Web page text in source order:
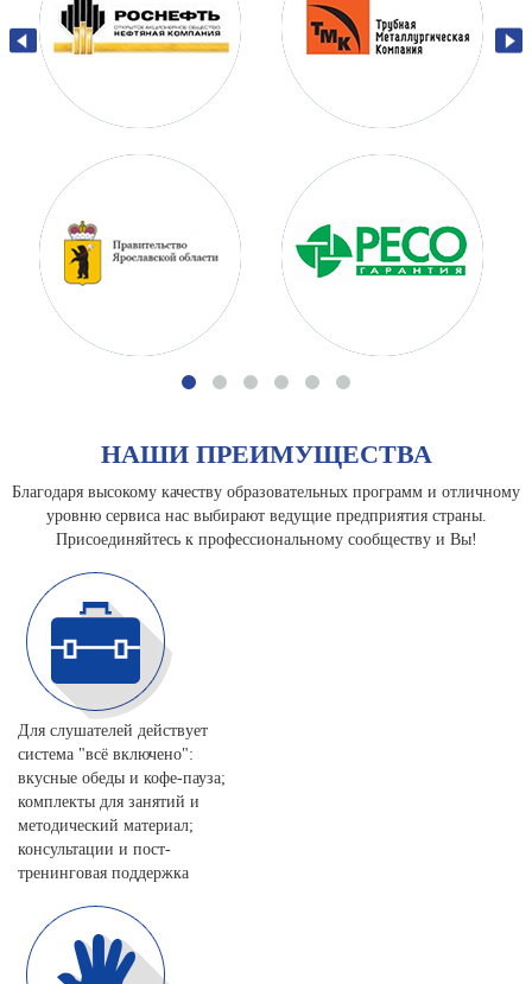
НАШИ ПРЕИМУЩЕСТВА
Благодаря высокому качеству образовательных программ и отличному
уровню сервиса нас выбирают ведущие предприятия страны.
Присоединяйтесь к профессиональному сообществу и Вы!
Для слушателей действует
система "всё включено":
вкусные обеды и кофе-пауза;
комплекты для занятий и
методический материал;
консультации и пост-
тренинговая поддержка